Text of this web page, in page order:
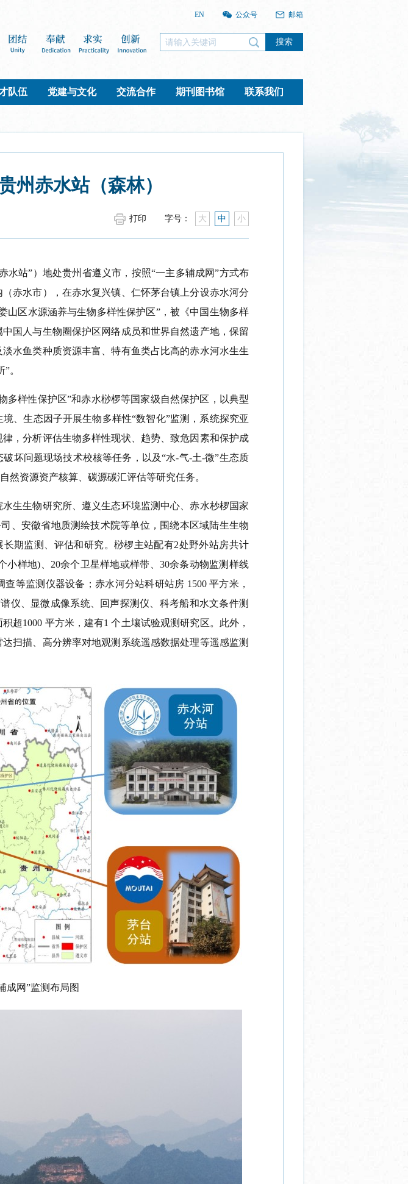
EN 公众号 邮箱
搜索
队伍 党建与文化 交流合作 期刊图书馆 联系我们
州赤水站（森林）
字号： 大 中 小
打印
站”）地处贵州省遵义市，按照“一主多辅成网”方式布
赤水市），在赤水复兴镇、仁怀茅台镇上分设赤水河分
山区水源涵养与生物多样性保护区”，被《中国生物多样
国人与生物圈保护区网络成员和世界自然遗产地，保留
水鱼类种质资源丰富、特有鱼类占比高的赤水河水生生
。
多样性保护区”和赤水桫椤等国家级自然保护区，以典型
、生态因子开展生物多样性“数智化”监测，系统探究亚
，分析评估生物多样性现状、趋势、致危因素和保护成
坏问题现场技术校核等任务，以及“水-气-土-微”生态质
然资源资产核算、碳源碳汇评估等研究任务。
生生物研究所、遵义生态环境监测中心、赤水杪椤国家
、安徽省地质测绘技术院等单位，围绕本区域陆生生物
期监测、评估和研究。桫椤主站配有2处野外站房共计
小样地)、20余个卫星样地或样带、30余条动物监测样线
等监测仪器设备；赤水河分站科研站房 1500 平方米，
仪、显微成像系统、回声探测仪、科考船和水文条件测
超1000 平方米，建有1 个土壤试验观测研究区。此外，
扫描、高分辨率对地观测系统遥感数据处理等遥感监测
成网”监测布局图